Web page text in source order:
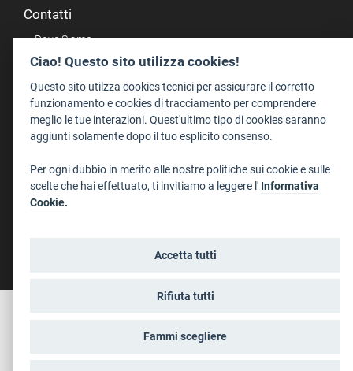
Contatti
Dove Siamo
Struttura di riferimento
Scrivici
Informazioni legali
Note legali
Informativa privacy riprese conferenze
Social media policy
Ciao! Questo sito utilizza cookies!
Questo sito utilzza cookies tecnici per assicurare il corretto
funzionamento e cookies di tracciamento per comprendere
meglio le tue interazioni. Quest'ultimo tipo di cookies saranno
aggiunti solamente dopo il tuo esplicito consenso.
Per ogni dubbio in merito alle nostre politiche sui cookie e sulle
scelte che hai effettuato, ti invitiamo a leggere l' Informativa
Cookie.
Accetta tutti
Rifiuta tutti
Fammi scegliere